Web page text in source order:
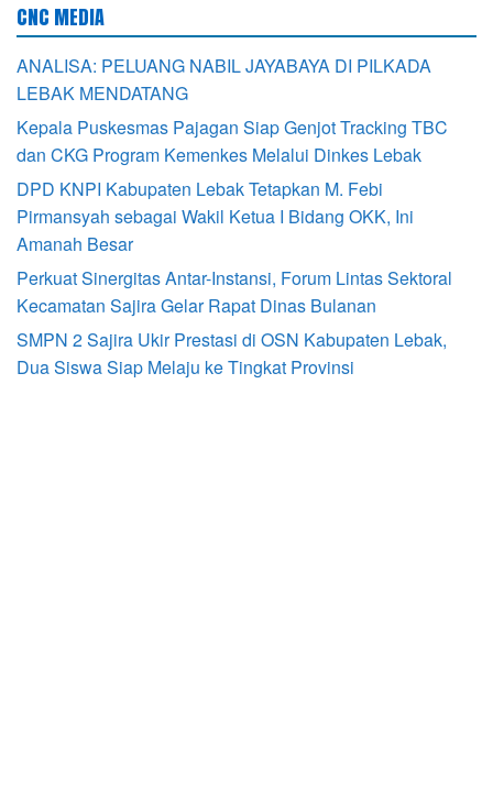
CNC MEDIA
ANALISA: PELUANG NABIL JAYABAYA DI PILKADA
LEBAK MENDATANG
Kepala Puskesmas Pajagan Siap Genjot Tracking TBC
dan CKG Program Kemenkes Melalui Dinkes Lebak
DPD KNPI Kabupaten Lebak Tetapkan M. Febi
Pirmansyah sebagai Wakil Ketua I Bidang OKK, Ini
Amanah Besar
Perkuat Sinergitas Antar-Instansi, Forum Lintas Sektoral
Kecamatan Sajira Gelar Rapat Dinas Bulanan
SMPN 2 Sajira Ukir Prestasi di OSN Kabupaten Lebak,
Dua Siswa Siap Melaju ke Tingkat Provinsi